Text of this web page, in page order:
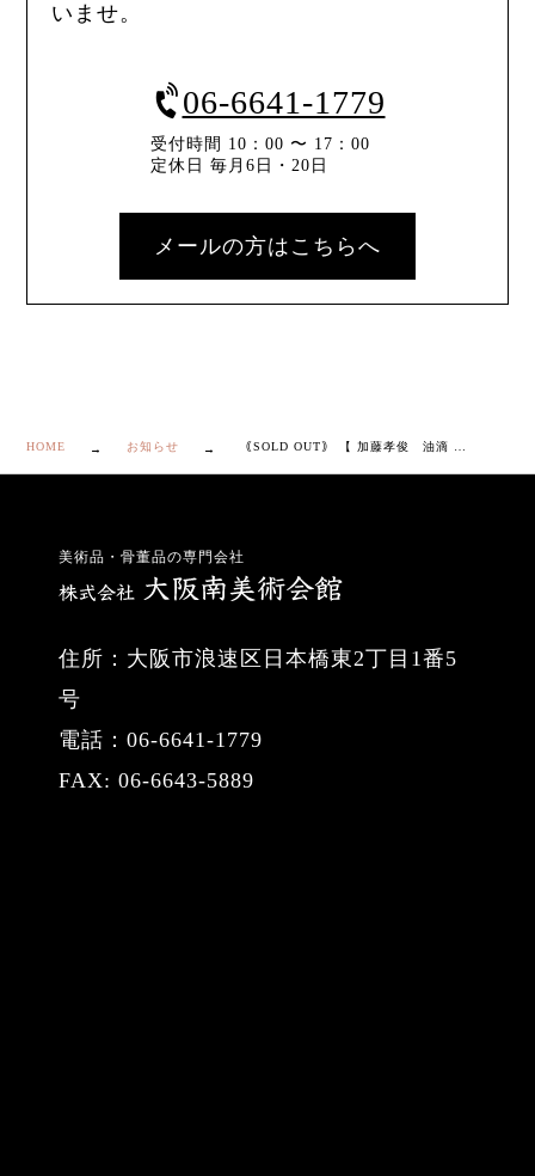
いませ。
06-6641-1779
受付時間 10：00 〜 17：00
定休日 毎月6日・20日
メールの方はこちらへ
HOME お知らせ
美術品・骨董品の専門会社
住所：大阪市浪速区日本橋東2丁目1番5
号
電話：06-6641-1779
FAX: 06-6643-5889